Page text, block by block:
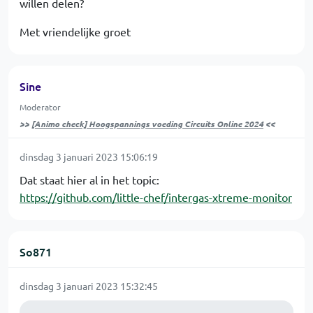
willen delen?
Met vriendelijke groet
Sine
Moderator
>> [Animo check] Hoogspannings voeding Circuits Online 2024<<
dinsdag 3 januari 2023 15:06:19
Dat staat hier al in het topic:
https://github.com/little-chef/intergas-xtreme-monitor
So871
dinsdag 3 januari 2023 15:32:45